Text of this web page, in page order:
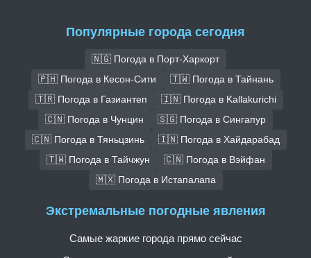
Популярные города сегодня
🇳🇬 Погода в Порт-Харкорт
🇵🇭 Погода в Кесон-Сити
🇹🇼 Погода в Тайнань
🇹🇷 Погода в Газиантеп
🇮🇳 Погода в Kallakurichi
🇨🇳 Погода в Чунцин
🇸🇬 Погода в Сингапур
🇨🇳 Погода в Тяньцзинь
🇮🇳 Погода в Хайдарабад
🇹🇼 Погода в Тайчжун
🇨🇳 Погода в Вэйфан
🇲🇽 Погода в Истапалапа
Экстремальные погодные явления
Самые жаркие города прямо сейчас